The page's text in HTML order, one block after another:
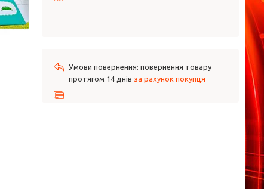
повернення товару
протягом 14 днів за рахунок покупця